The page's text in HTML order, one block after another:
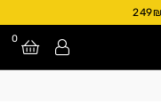
0